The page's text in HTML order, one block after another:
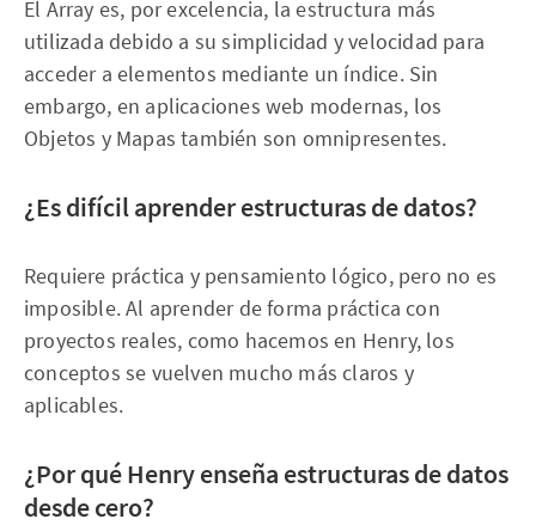
El Array es, por excelencia, la estructura más
utilizada debido a su simplicidad y velocidad para
acceder a elementos mediante un índice. Sin
embargo, en aplicaciones web modernas, los
Objetos y Mapas también son omnipresentes.
¿Es difícil aprender estructuras de datos?
Requiere práctica y pensamiento lógico, pero no es
imposible. Al aprender de forma práctica con
proyectos reales, como hacemos en Henry, los
conceptos se vuelven mucho más claros y
aplicables.
¿Por qué Henry enseña estructuras de datos
desde cero?